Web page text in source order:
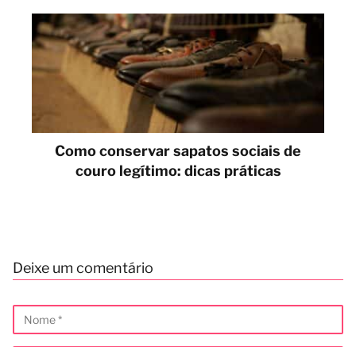
Como conservar sapatos sociais de
couro legítimo: dicas práticas
Deixe um comentário